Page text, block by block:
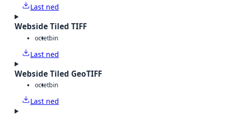
Last ned
Webside Tiled TIFF
octetbin
Last ned
Webside Tiled GeoTIFF
octetbin
Last ned